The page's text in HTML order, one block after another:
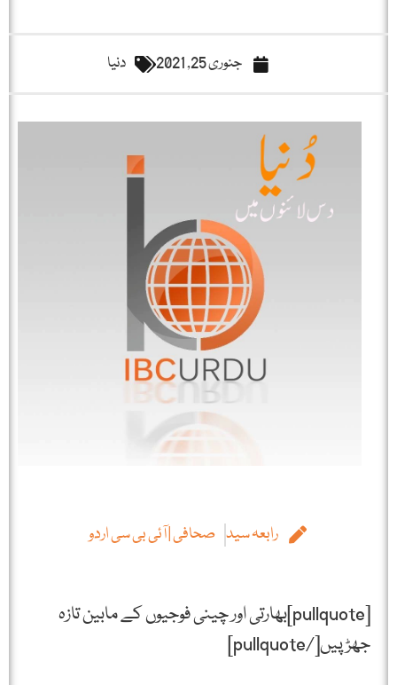
جنوری 25, 2021 دنیا
رابعہ سید صحافی | آئی بی سی اردو
[pullquote]بھارتی اور چینی فوجیوں کے مابین تازہ
جھڑپیں[/pullquote]